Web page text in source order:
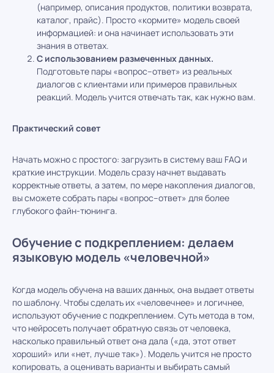
(например, описания продуктов, политики возврата,
каталог, прайс). Просто «кормите» модель своей
информацией: и она начинает использовать эти
знания в ответах.
С использованием размеченных данных.
Подготовьте пары «вопрос–ответ» из реальных
диалогов с клиентами или примеров правильных
реакций. Модель учится отвечать так, как нужно вам.
Практический совет
Начать можно с простого: загрузить в систему ваш FAQ и
краткие инструкции. Модель сразу начнет выдавать
корректные ответы, а затем, по мере накопления диалогов,
вы сможете собрать пары «вопрос–ответ» для более
глубокого файн-тюнинга.
Обучение с подкреплением: делаем
языковую модель «человечной»
Когда модель обучена на ваших данных, она выдает ответы
по шаблону. Чтобы сделать их «человечнее» и логичнее,
используют обучение с подкреплением. Суть метода в том,
что нейросеть получает обратную связь от человека,
насколько правильный ответ она дала («да, этот ответ
хороший» или «нет, лучше так»). Модель учится не просто
копировать, а оценивать варианты и выбирать самый